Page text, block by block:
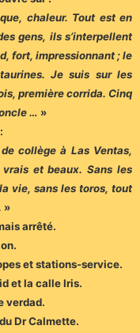
chaleur. Tout est en
gens, ils s’interpellent
fort, impressionnant ; le
Je suis sur les
première corrida. Cinq
… »
collège à Las Ventas,
et beaux. Sans les
vie, sans les toros, tout
»
arrêté.
et stations-service.
et la calle Iris.
verdad.
Dr Calmette.